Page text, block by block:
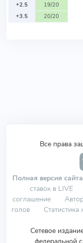
+2.5
19/20
+3.5
20/20
Все права
Полная версия сайта
ставок в LIVE
соглашение
голов
Статистика
Сетевое